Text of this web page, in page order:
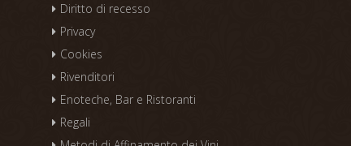
Diritto di recesso
Privacy
Cookies
Rivenditori
Enoteche, Bar e Ristoranti
Regali